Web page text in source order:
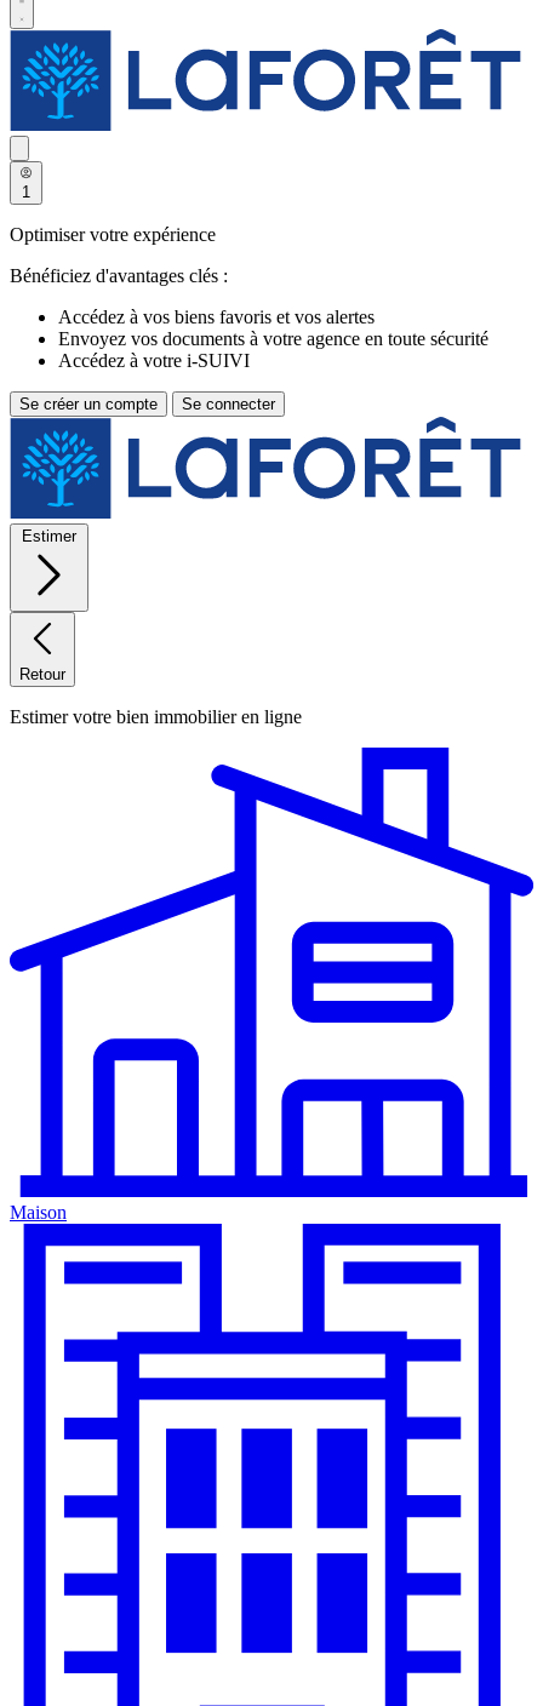
1
Optimiser votre expérience
Bénéficiez d'avantages clés :
Accédez à vos biens favoris et vos alertes
Envoyez vos documents à votre agence en toute sécurité
Accédez à votre i-SUIVI
Se créer un compte Se connecter
Estimer
Retour
Estimer votre bien immobilier en ligne
Maison